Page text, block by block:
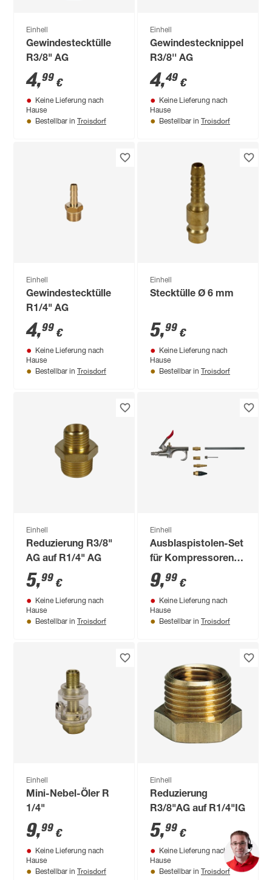
Einhell
Gewindestecktülle
R3/8" AG
4,99 €
Keine Lieferung nach
Hause
Bestellbar in Troisdorf
Einhell
Gewindestecknippel
R3/8'' AG
4,49 €
Keine Lieferung nach
Hause
Bestellbar in Troisdorf
Einhell
Gewindestecktülle
R1/4" AG
4,99 €
Keine Lieferung nach
Hause
Bestellbar in Troisdorf
Einhell
Stecktülle Ø 6 mm
5,99 €
Keine Lieferung nach
Hause
Bestellbar in Troisdorf
Einhell
Reduzierung R3/8"
AG auf R1/4" AG
5,99 €
Keine Lieferung nach
Hause
Bestellbar in Troisdorf
Einhell
Ausblaspistolen-Set
für Kompressoren,
7-teilig
9,99 €
Keine Lieferung nach
Hause
Bestellbar in Troisdorf
Einhell
Mini-Nebel-Öler R
1/4"
9,99 €
Keine Lieferung nach
Hause
Bestellbar in Troisdorf
Einhell
Reduzierung
R3/8"AG auf R1/4"IG
5,99 €
Keine Lieferung nach
Hause
Bestellbar in Troisdorf